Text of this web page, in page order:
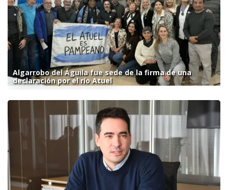
Algarrobo del Águila fue sede de la firma de una
declaración por el río Atuel